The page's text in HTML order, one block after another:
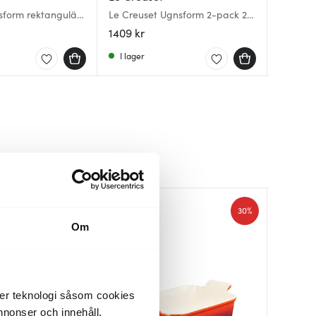
Om
teknologi såsom cookies
och innehåll,
rektangulär
Le Creuset Ugnsform 2-pack 25
& 32 cm deep teal
1409 kr
I lager
30%